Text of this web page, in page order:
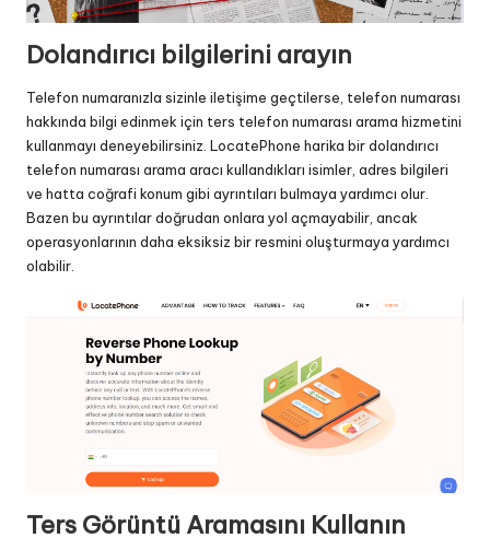
Dolandırıcı bilgilerini arayın
Telefon numaranızla sizinle iletişime geçtilerse, telefon numarası
hakkında bilgi edinmek için ters telefon numarası arama hizmetini
kullanmayı deneyebilirsiniz. LocatePhone harika birdolandırıcı
telefon numarası arama aracı kullandıkları isimler, adres bilgileri
ve hatta coğrafi konum gibi ayrıntıları bulmaya yardımcı olur.
Bazen bu ayrıntılar doğrudan onlara yol açmayabilir, ancak
operasyonlarının daha eksiksiz bir resmini oluşturmaya yardımcı
olabilir.
Ters Görüntü Aramasını Kullanın